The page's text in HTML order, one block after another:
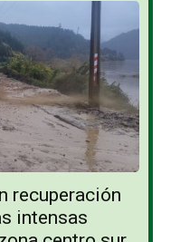
recuperación
intensas